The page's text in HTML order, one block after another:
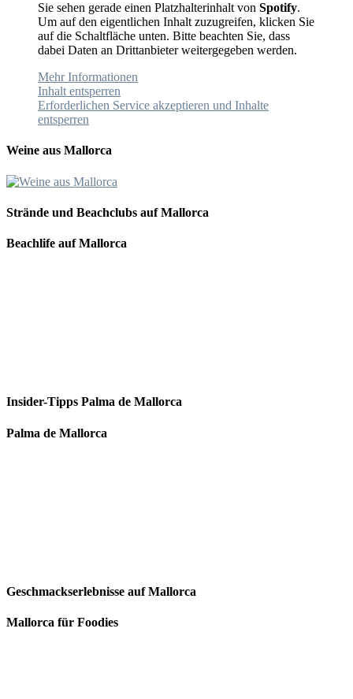
Sie sehen gerade einen Platzhalterinhalt von Spotify.
Um auf den eigentlichen Inhalt zuzugreifen, klicken Sie
auf die Schaltfläche unten. Bitte beachten Sie, dass
dabei Daten an Drittanbieter weitergegeben werden.
Mehr Informationen
Inhalt entsperren
Erforderlichen Service akzeptieren und Inhalte
entsperren
Weine aus Mallorca
Strände und Beachclubs auf Mallorca
Beachlife auf Mallorca
Insider-Tipps Palma de Mallorca
Palma de Mallorca
Geschmackserlebnisse auf Mallorca
Mallorca für Foodies